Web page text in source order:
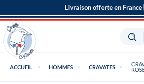
Livraison offerte en
ACCUEIL HOMMES CRAVATES